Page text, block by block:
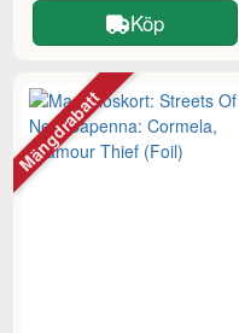
Köp
Mängdrabatt